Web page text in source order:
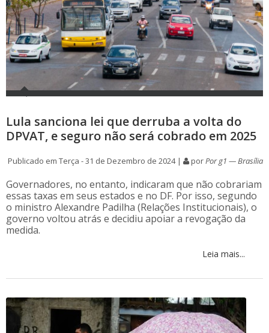
Lula sanciona lei que derruba a volta do
DPVAT, e seguro não será cobrado em 2025
Publicado em Terça - 31 de Dezembro de 2024 | porPor g1 — Brasília
Governadores, no entanto, indicaram que não cobrariam
essas taxas em seus estados e no DF. Por isso, segundo
o ministro Alexandre Padilha (Relações Institucionais), o
governo voltou atrás e decidiu apoiar a revogação da
medida.
Leia mais...